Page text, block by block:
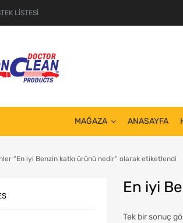
LİSTESİ
MAĞAZA ANASAYFA
“En iyi Benzin katkı ürünü nedir” olarak etiketlendi
En iyi
Tek bir sonuç